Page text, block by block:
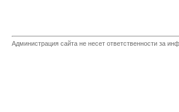
Администрация сайта не несет ответственности за